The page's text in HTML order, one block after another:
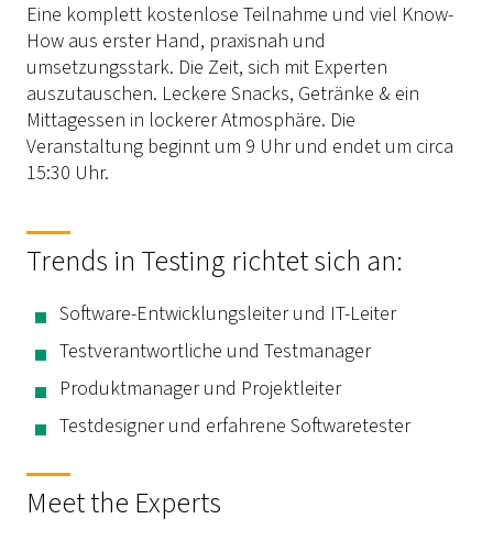
Eine komplett kostenlose Teilnahme und viel Know-
How aus erster Hand, praxisnah und
umsetzungsstark. Die Zeit, sich mit Experten
auszutauschen. Leckere Snacks, Getränke & ein
Mittagessen in lockerer Atmosphäre. Die
Veranstaltung beginnt um 9 Uhr und endet um circa
15:30 Uhr.
Trends in Testing richtet sich an:
Software-Entwicklungsleiter und IT-Leiter
Testverantwortliche und Testmanager
Produktmanager und Projektleiter
Testdesigner und erfahrene Softwaretester
Meet the Experts